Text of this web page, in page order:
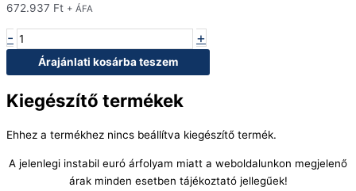
672.937 Ft + ÁFA
- +
Árajánlati kosárba teszem
Kiegészítő termékek
Ehhez a termékhez nincs beállítva kiegészítő termék.
A jelenlegi instabil euró árfolyam miatt a weboldalunkon megjelenő
árak minden esetben tájékoztató jellegűek!